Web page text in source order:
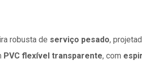
robusta de serviço pesado,
PVC flexível transparente, com